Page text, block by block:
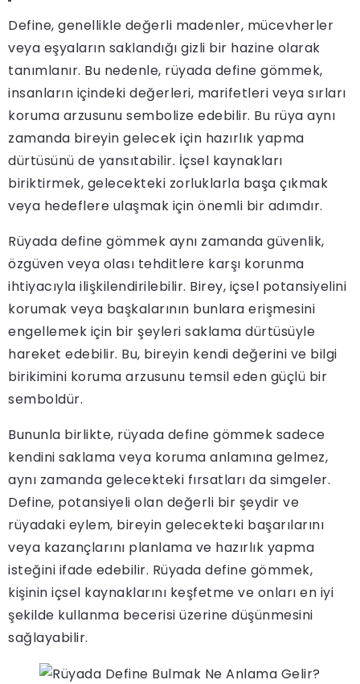
Define, genellikle değerli madenler, mücevherler
veya eşyaların saklandığı gizli bir hazine olarak
tanımlanır. Bu nedenle, rüyada define gömmek,
insanların içindeki değerleri, marifetleri veya sırları
koruma arzusunu sembolize edebilir. Bu rüya aynı
zamanda bireyin gelecek için hazırlık yapma
dürtüsünü de yansıtabilir. İçsel kaynakları
biriktirmek, gelecekteki zorluklarla başa çıkmak
veya hedeflere ulaşmak için önemli bir adımdır.
Rüyada define gömmek aynı zamanda güvenlik,
özgüven veya olası tehditlere karşı korunma
ihtiyacıyla ilişkilendirilebilir. Birey, içsel potansiyelini
korumak veya başkalarının bunlara erişmesini
engellemek için bir şeyleri saklama dürtüsüyle
hareket edebilir. Bu, bireyin kendi değerini ve bilgi
birikimini koruma arzusunu temsil eden güçlü bir
semboldür.
Bununla birlikte, rüyada define gömmek sadece
kendini saklama veya koruma anlamına gelmez,
aynı zamanda gelecekteki fırsatları da simgeler.
Define, potansiyeli olan değerli bir şeydir ve
rüyadaki eylem, bireyin gelecekteki başarılarını
veya kazançlarını planlama ve hazırlık yapma
isteğini ifade edebilir. Rüyada define gömmek,
kişinin içsel kaynaklarını keşfetme ve onları en iyi
şekilde kullanma becerisi üzerine düşünmesini
sağlayabilir.